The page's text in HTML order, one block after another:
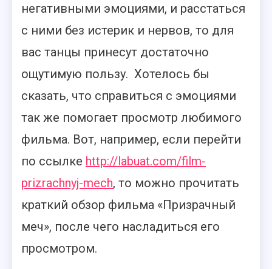
негативными эмоциями, и расстаться
с ними без истерик и нервов, то для
вас танцы принесут достаточно
ощутимую пользу. Хотелось бы
сказать, что справиться с эмоциями
так же помогает просмотр любимого
фильма. Вот, например, если перейти
по ссылке http://labuat.com/film-
prizrachnyj-mech, то можно прочитать
краткий обзор фильма «Призрачный
меч», после чего насладиться его
просмотром.